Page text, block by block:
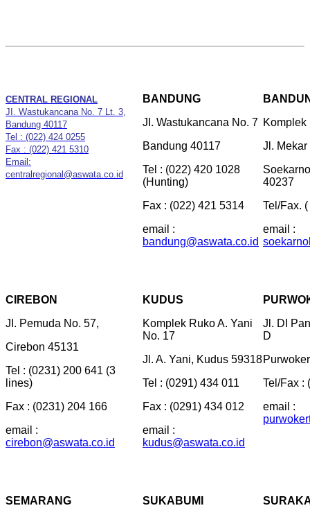
CENTRAL REGIONAL
JI. Wastukancana No. 7 Lt. 3,
Bandung 40117
Tel : (022) 424 0255
Fax : (022) 421 5310
Email:
centralregional@aswata.co.id
BANDUNG
JI. Wastukancana No. 7
Bandung 40117
Tel : (022) 420 1028
(Hunting)
Fax : (022) 421 5314
email :
bandung@aswata.co.id
Komplek
Jl.
40237
Tel/Fax.
email :
CIREBON
JI. Pemuda No. 57,
Cirebon 45131
Tel : (0231) 200 641 (3
lines)
Fax : (0231) 204 166
email :
cirebon@aswata.co.id
KUDUS
Komplek Ruko A. Yani
No. 17
Jl. A. Yani, Kudus 59318
Tel : (0291) 434 011
Fax : (0291) 434 012
email :
kudus@aswata.co.id
Jl. DI
D
Tel/Fax :
email :
SEMARANG
SUKABUMI